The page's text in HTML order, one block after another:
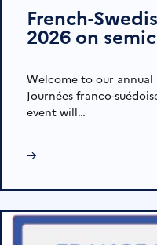
French-
2026 on
Welcome to our annual
Journées franco-
event will…
→